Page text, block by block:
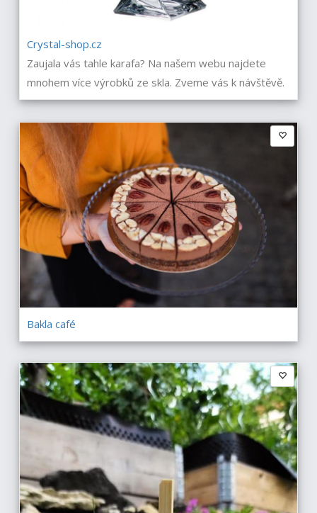
Crystal-shop.cz
Zaujala vás tahle karafa? Na našem webu najdete
mnohem více výrobků ze skla. Zveme vás k návštěvě.
Bakla café